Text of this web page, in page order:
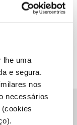
lhe uma
e segura.
nos
necessários